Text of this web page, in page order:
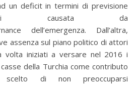
un deficit in termini di previsione
causata da
dell’emergenza. Dall’altra,
assenza sul piano politico di attori
volta iniziati a versare nel 2016 i
della Turchia come contributo
scelto di non preoccuparsi